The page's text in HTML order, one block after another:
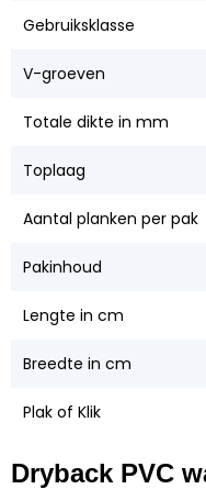
Gebruiksklasse
V-groeven
Totale dikte in mm
Toplaag
Aantal planken per pak
Pakinhoud
Lengte in cm
Breedte in cm
Plak of Klik
Dryback PVC